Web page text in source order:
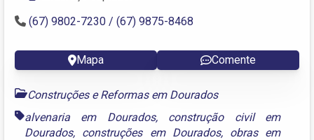
(67) 9802-7230 / (67) 9875-8468
Mapa Comente
Construções e Reformas em Dourados
alvenaria em Dourados, construção civil em
Dourados, construções em Dourados, obras em